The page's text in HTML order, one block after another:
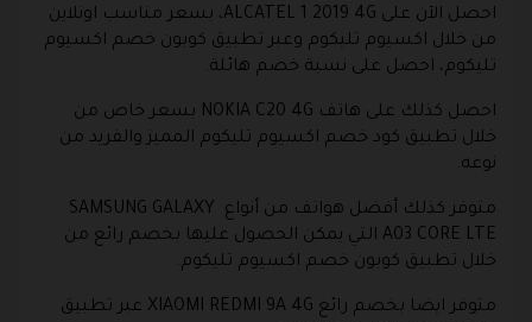
احصل الآن على ALCATEL 1 2019 4G، بسعر مناسب اونلاين
من خلال اكسيوم تليكوم وعبر تطبيق كوبون خصم اكسيوم
تليكوم‏، احصل على نسبة خصم هائلة.
احصل كذلك على هاتف NOKIA C20 4G بسعر خاص من
خلال تطبيق كود خصم اكسيوم تليكوم‏ المميز والفريد من
نوعه.
متوفر كذلك أفضل هواتف من أنواع SAMSUNG GALAXY
A03 CORE LTE التي يمكن الحصول عليها بخصم رائع من
خلال تطبيق كوبون خصم اكسيوم تليكوم.
متوفر ايضا بخصم رائع XIAOMI REDMI 9A 4G عبر تطبيق